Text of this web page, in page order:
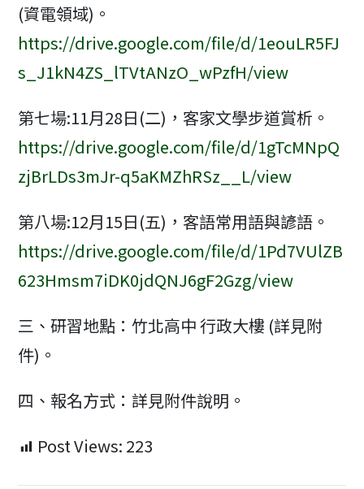
(資電領域)。
https://drive.google.com/file/d/1eouLR5FJ
s_J1kN4ZS_lTVtANzO_wPzfH/view
第七場:11月28日(二)，客家文學步道賞析。
https://drive.google.com/file/d/1gTcMNpQ
zjBrLDs3mJr-q5aKMZhRSz__L/view
第八場:12月15日(五)，客語常用語與諺語。
https://drive.google.com/file/d/1Pd7VUlZB
623Hmsm7iDK0jdQNJ6gF2Gzg/view
三、研習地點：竹北高中 行政大樓 (詳見附
件)。
四、報名方式：詳見附件說明。
Post Views: 223